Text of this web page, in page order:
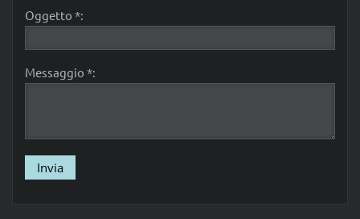
Oggetto *:
Messaggio *: